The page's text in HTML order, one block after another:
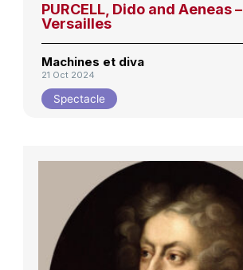
PURCELL, Dido and Aeneas –
Versailles
Machines et diva
21 Oct 2024
Spectacle